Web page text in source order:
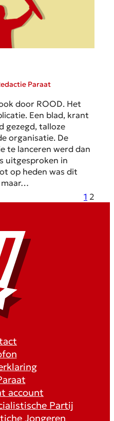
Paraat
door ROOD. Het
Een blad, krant
gezegd, talloze
organisatie. De
te lanceren werd dan
uitgesproken in
op heden was dit
maar…
1 2
account
Partij
Jongeren